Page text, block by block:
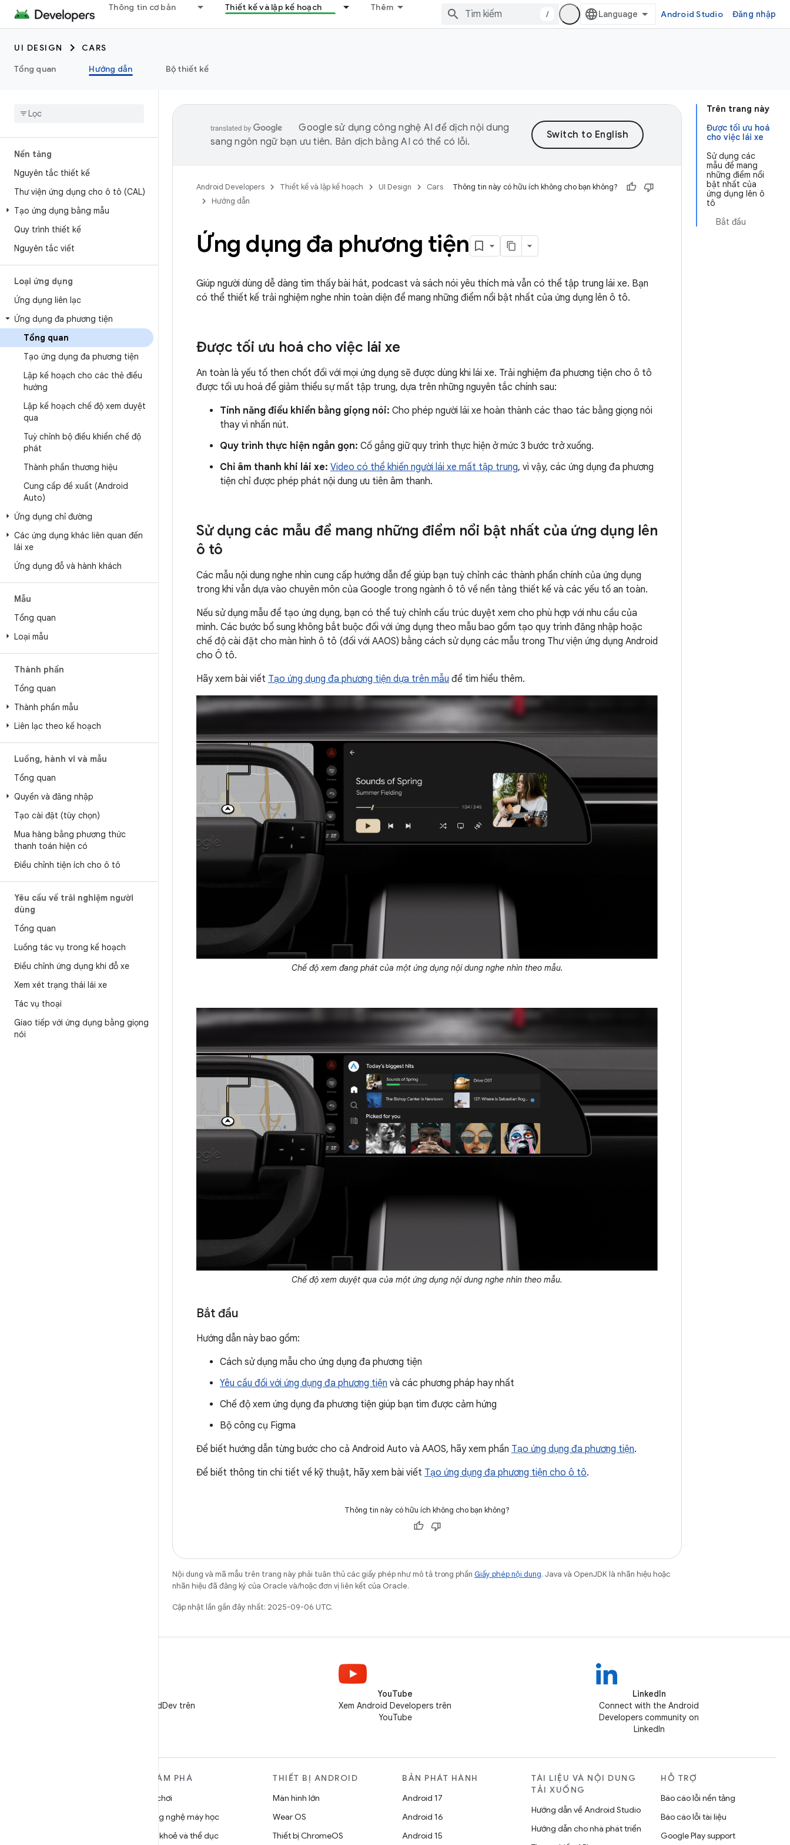
Thông tin cơ bản Thiết kế và lập kế hoạch Thêm
/ Android Studio Đăng nhập
UI DESIGN
CARS
Tổng quan
Hướng dẫn Bộ thiết kế
Nền tảng
Nguyên tắc thiết kế
Thư viện ứng dụng cho ô tô (CAL)
Tạo ứng dụng bằng mẫu
Quy trình thiết kế
Nguyên tắc viết
Loại ứng dụng
Ứng dụng liên lạc
Ứng dụng đa phương tiện
Tổng quan
Tạo ứng dụng đa phương tiện
Lập kế hoạch cho các thẻ điều
hướng
Lập kế hoạch chế độ xem duyệt
qua
Tuỳ chỉnh bộ điều khiển chế độ
phát
Thành phần thương hiệu
Cung cấp đề xuất (Android
Auto)
Ứng dụng chỉ đường
Các ứng dụng khác liên quan đến
lái xe
Ứng dụng đỗ và hành khách
Mẫu
Tổng quan
Loại mẫu
Thành phần
Tổng quan
Thành phần mẫu
Liên lạc theo kế hoạch
Luồng, hành vi và mẫu
Tổng quan
Quyền và đăng nhập
Tạo cài đặt (tùy chọn)
Mua hàng bằng phương thức
thanh toán hiện có
Điều chỉnh tiện ích cho ô tô
Yêu cầu về trải nghiệm người
dùng
Tổng quan
Luồng tác vụ trong kế hoạch
Điều chỉnh ứng dụng khi đỗ xe
Xem xét trạng thái lái xe
Tác vụ thoại
Giao tiếp với ứng dụng bằng giọng
nói
Trên trang này
Được tối ưu hoá
cho việc lái xe
Sử dụng các
mẫu để mang
những điểm nổi
bật nhất của
ứng dụng lên ô
tô
Bắt đầu
Google sử dụng công nghệ AI để dịch nội dung
sang ngôn ngữ bạn ưu tiên. Bản dịch bằng AI có thể có lỗi.
Android Developers Thiết kế và lập kế hoạch UI Design
Cars
Hướng dẫn
Thông tin này có hữu ích không cho bạn không?
Ứng dụng đa phương tiện
Giúp người dùng dễ dàng tìm thấy bài hát, podcast và sách nói yêu thích mà vẫn có thể tập trung lái xe. Bạn
có thể thiết kế trải nghiệm nghe nhìn toàn diện để mang những điểm nổi bật nhất của ứng dụng lên ô tô.
Được tối ưu hoá cho việc lái xe
An toàn là yếu tố then chốt đối với mọi ứng dụng sẽ được dùng khi lái xe. Trải nghiệm đa phương tiện cho ô tô
được tối ưu hoá để giảm thiểu sự mất tập trung, dựa trên những nguyên tắc chính sau:
Tính năng điều khiển bằng giọng nói: Cho phép người lái xe hoàn thành các thao tác bằng giọng nói
thay vì nhấn nút.
Quy trình thực hiện ngắn gọn: Cố gắng giữ quy trình thực hiện ở mức 3 bước trở xuống.
Chỉ âm thanh khi lái xe: Video có thể khiến người lái xe mất tập trung, vì vậy, các ứng dụng đa phương
tiện chỉ được phép phát nội dung ưu tiên âm thanh.
Sử dụng các mẫu để mang những điểm nổi bật nhất của ứng dụng lên
ô tô
Các mẫu nội dung nghe nhìn cung cấp hướng dẫn để giúp bạn tuỳ chỉnh các thành phần chính của ứng dụng
trong khi vẫn dựa vào chuyên môn của Google trong ngành ô tô về nền tảng thiết kế và các yếu tố an toàn.
Nếu sử dụng mẫu để tạo ứng dụng, bạn có thể tuỳ chỉnh cấu trúc duyệt xem cho phù hợp với nhu cầu của
mình. Các bước bổ sung không bắt buộc đối với ứng dụng theo mẫu bao gồm tạo quy trình đăng nhập hoặc
chế độ cài đặt cho màn hình ô tô (đối với AAOS) bằng cách sử dụng các mẫu trong Thư viện ứng dụng Android
cho Ô tô.
Hãy xem bài viết Tạo ứng dụng đa phương tiện dựa trên mẫu để tìm hiểu thêm.
Chế độ xem đang phát của một ứng dụng nội dung nghe nhìn theo mẫu.
Chế độ xem duyệt qua của một ứng dụng nội dung nghe nhìn theo mẫu.
Bắt đầu
Hướng dẫn này bao gồm:
Cách sử dụng mẫu cho ứng dụng đa phương tiện
Yêu cầu đối với ứng dụng đa phương tiện và các phương pháp hay nhất
Chế độ xem ứng dụng đa phương tiện giúp bạn tìm được cảm hứng
Bộ công cụ Figma
Để biết hướng dẫn từng bước cho cả Android Auto và AAOS, hãy xem phần Tạo ứng dụng đa phương tiện.
Để biết thông tin chi tiết về kỹ thuật, hãy xem bài viết Tạo ứng dụng đa phương tiện cho ô tô.
Thông tin này có hữu ích không cho bạn không?
Nội dung và mã mẫu trên trang này phải tuân thủ các giấy phép như mô tả trong phần Giấy phép nội dung. Java và OpenJDK là nhãn hiệu hoặc
nhãn hiệu đã đăng ký của Oracle và/hoặc đơn vị liên kết của Oracle.
Cập nhật lần gần đây nhất: 2025-09-06 UTC.
Theo dõi @AndroidDev trên
YouTube
Xem Android Developers trên
YouTube
LinkedIn
Connect with the Android
Developers community on
LinkedIn
KHÁM PHÁ
Trò chơi
Công nghệ máy học
Sức khoẻ và thể dục
THIẾT BỊ ANDROID
Màn hình lớn
Wear OS
Thiết bị ChromeOS
BẢN PHÁT HÀNH
Android 17
Android 16
Android 15
TÀI LIỆU VÀ NỘI DUNG
TẢI XUỐNG
Hướng dẫn về Android Studio
Hướng dẫn cho nhà phát triển
HỖ TRỢ
Báo cáo lỗi nền tảng
Báo cáo lỗi tài liệu
Google Play support